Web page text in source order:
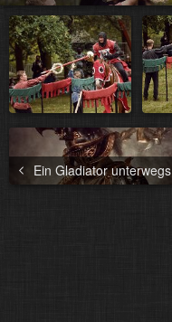
Ein Gladiator unterwegs